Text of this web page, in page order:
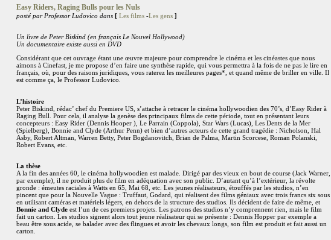
Easy Riders, Raging Bulls pour les Nuls
posté par Professor Ludovico dans [ Les films -Les gens ]
Un livre de Peter Biskind (en français Le Nouvel Hollywood)
Un documentaire existe aussi en DVD
Considérant que cet ouvrage étant une œuvre majeure pour comprendre le cinéma et les cinéastes que nous
aimons à Cinefast, je me propose d’en faire une synthèse rapide, qui vous permettra à la fois de ne pas le lire en
français, où, pour des raisons juridiques, vous raterez les meilleures pages*, et quand même de briller en ville. Il
est comme ça, le Professor Ludovico.
L’histoire
Peter Biskind, rédac’ chef du Premiere US, s’attache à retracer le cinéma hollywoodien des 70’s, d’Easy Rider à
Raging Bull. Pour cela, il analyse la genèse des principaux films de cette période, tout en présentant leurs
concepteurs : Easy Rider (Dennis Hooper ), Le Parrain (Coppola), Star Wars (Lucas), Les Dents de la Mer
(Spielberg), Bonnie and Clyde (Arthur Penn) et bien d’autres acteurs de cette grand tragédie : Nicholson, Hal
Asby, Robert Altman, Warren Betty, Peter Bogdanovitch, Brian de Palma, Martin Scorcese, Roman Polanski,
Robert Evans, etc.
La thèse
A la fin des années 60, le cinéma hollywoodien est malade. Dirigé par des vieux en bout de course (Jack Warner,
par exemple), il ne produit plus de film en adéquation avec son public. D’autant qu’à l’extérieur, la révolte
gronde : émeutes raciales à Watts en 65, Mai 68, etc. Les jeunes réalisateurs, étouffés par les studios, n’en
pincent que pour la Nouvelle Vague : Truffaut, Godard, qui réalisent des films géniaux avec trois francs six sous
en utilisant caméras et matériels légers, en dehors de la structure des studios. Ils décident de faire de même, et
Bonnie and Clyde est l’un de ces premiers projets. Les patrons des studios n’y comprennent rien, mais le film
fait un carton. Les studios signent alors tout jeune réalisateur qui se présente : Dennis Hopper par exemple a
beau être sous acide, se balader avec des flingues et avoir les chevaux longs, son film est produit et fait aussi un
carton.